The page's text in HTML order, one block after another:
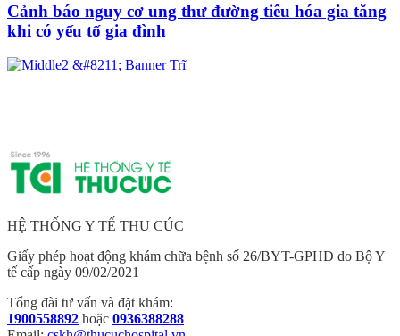
Học Yoga với bậc thầy Grandmaster Kamal
Giấy phép hoạt động khám chữa bệnh số 26/BYT-GPHĐ do Bộ Y
tế cấp ngày 09/02/2021
Tổng đài tư vấn và đặt khám:
1900558892hoặc0936388288
Email:cskh@thucuchospital.vn